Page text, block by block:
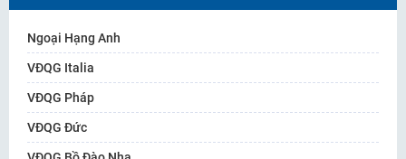
Ngoại Hạng Anh
VĐQG Italia
VĐQG Pháp
VĐQG Đức